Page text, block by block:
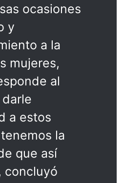
ocasiones
y
a la
mujeres,
al
a estos
la
que así
concluyó